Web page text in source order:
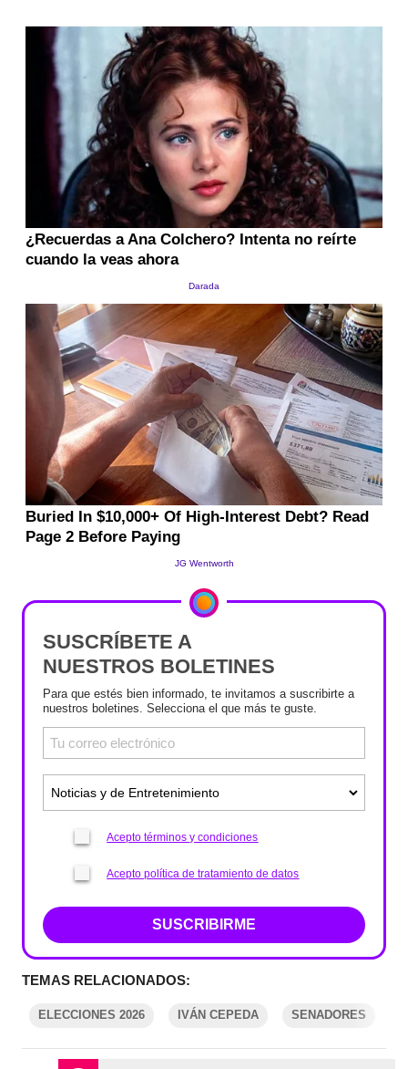
SUSCRÍBETE A
NUESTROS BOLETINES
Para que estés bien informado, te invitamos a suscribirte a
nuestros boletines. Selecciona el que más te guste.
Acepto términos y condiciones
Acepto política de tratamiento de datos
SUSCRIBIRME
TEMAS RELACIONADOS:
ELECCIONES 2026 IVÁN CEPEDA SENADORES